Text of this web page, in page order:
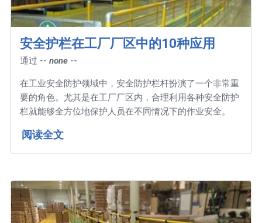
安全护栏在工厂厂区中的10种应用
通过-- none --
在工业安全防护领域中，安全防护栏杆扮演了一个非常重
要的角色。尤其是在工厂厂区内，合理利用各种安全防护
栏就能够全方位地保护人员在不同情况下的作业安全。
阅读全文